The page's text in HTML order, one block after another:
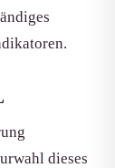
dieses